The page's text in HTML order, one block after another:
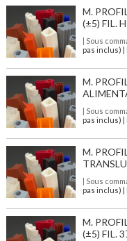
M.
(±5) FIL.
| Sous
pas inclus) |
M.
| Sous
pas inclus) |
M.
| Sous
pas inclus) |
M.
(±5) FIL.